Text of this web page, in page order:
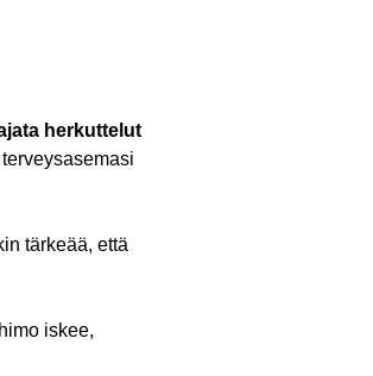
herkuttelut
tärkeää, että
iskee,